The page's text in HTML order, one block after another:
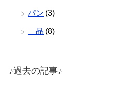
パン (3)
一品 (8)
♪過去の記事♪